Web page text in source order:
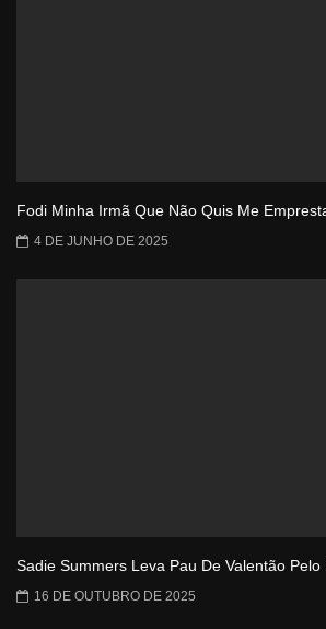
Fodi Minha Irmã Que Não Quis Me
4 DE JUNHO DE 2025
Sadie Summers Leva Pau De Valentão Pelo
16 DE OUTUBRO DE 2025